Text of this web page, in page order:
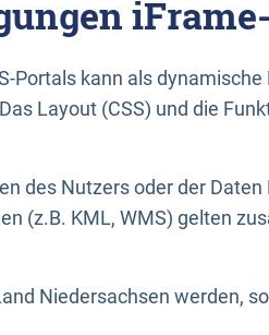
Portals kann als
Layout (CSS) und die
des Nutzers oder der
(z.B. KML, WMS) gelten
Niedersachsen werden,